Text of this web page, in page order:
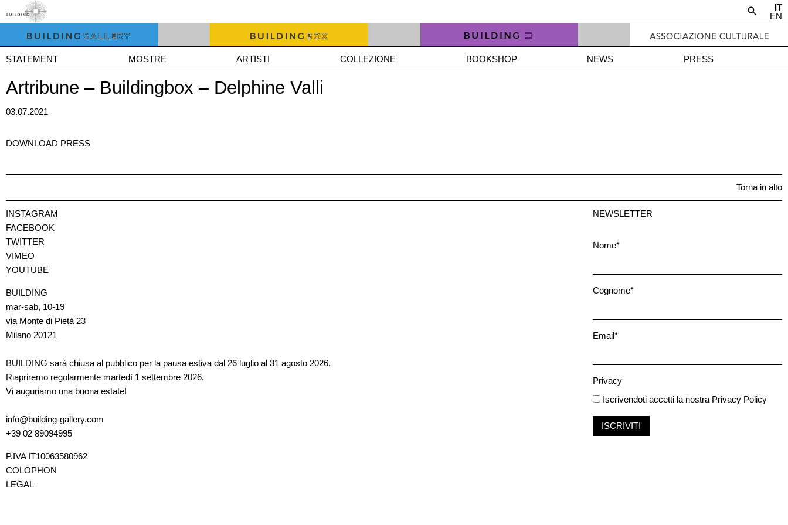
IT
EN
STATEMENT MOSTRE ARTISTI COLLEZIONE BOOKSHOP NEWS PRESS
Artribune – Buildingbox – Delphine Valli
03.07.2021
DOWNLOAD PRESS
Torna in alto
INSTAGRAM
FACEBOOK
TWITTER
VIMEO
YOUTUBE
BUILDING
mar-sab, 10-19
via Monte di Pietà 23
Milano 20121
BUILDING sarà chiusa al pubblico per la pausa estiva dal 26 luglio al 31 agosto 2026.
Riapriremo regolarmente martedì 1 settembre 2026.
Vi auguriamo una buona estate!
info@building-gallery.com
+39 02 89094995
P.IVA IT10063580962
COLOPHON
LEGAL
NEWSLETTER
Nome*
Cognome*
Email*
Privacy
Iscrivendoti accetti la nostra Privacy Policy
ISCRIVITI